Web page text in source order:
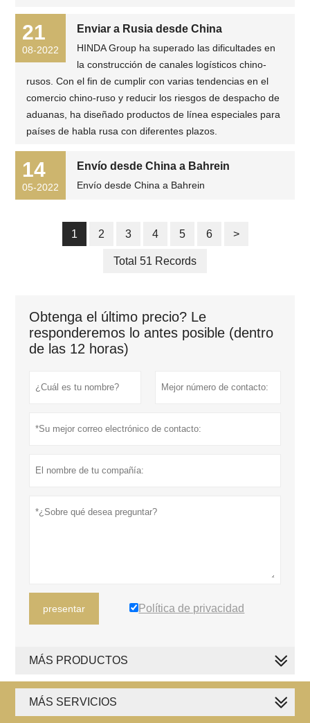
21
08-2022
Enviar a Rusia desde China
HINDA Group ha superado las dificultades en
la construcción de canales logísticos chino-
rusos. Con el fin de cumplir con varias tendencias en el
comercio chino-ruso y reducir los riesgos de despacho de
aduanas, ha diseñado productos de línea especiales para
países de habla rusa con diferentes plazos.
14
05-2022
Envío desde China a Bahrein
Envío desde China a Bahrein
1 2 3 4 5 6 >
Total 51 Records
Obtenga el último precio? Le
responderemos lo antes posible (dentro
de las 12 horas)
presentar Política de privacidad
MÁS PRODUCTOS
MÁS SERVICIOS